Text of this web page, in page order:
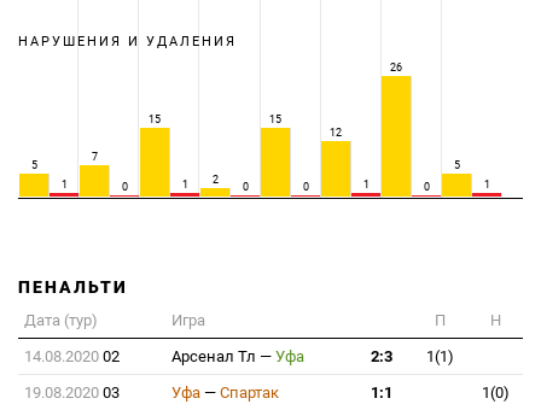
НАРУШЕНИЯ И УДАЛЕНИЯ
5
1
7
0
15
1 2
0
15
0
12
1
26
0
5
1
ПЕНАЛЬТИ
Дата (тур) Игра П
Н
14.08.2020 02 Арсенал Тл — Уфа 2:3
1(1)
19.08.2020 03 Уфа — Спартак 1:1
1(0)